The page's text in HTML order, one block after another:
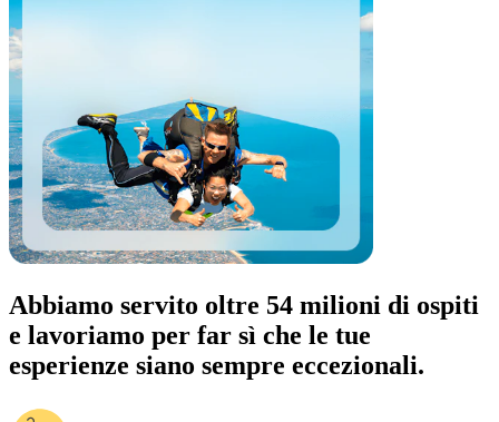
Abbiamo servito oltre 54 milioni di ospiti
e lavoriamo per far sì che le tue
esperienze siano sempre eccezionali.